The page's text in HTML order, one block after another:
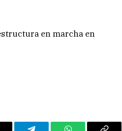
en marcha en